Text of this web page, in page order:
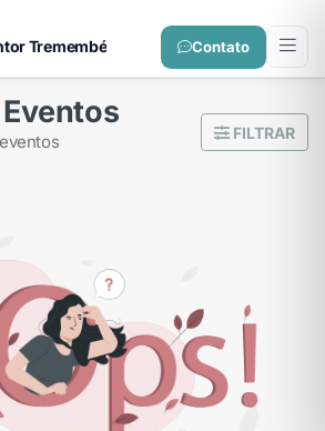
Tremembé Contato
FILTRAR